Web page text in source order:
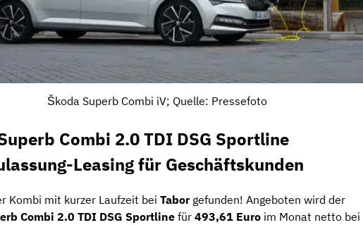
Škoda Superb Combi iV; Quelle: Pressefoto
Combi 2.0 TDI DSG Sportline
Leasing für Geschäftskunden
Kombi mit kurzer Laufzeit bei Taborgefunden! Angeboten wird der
Combi 2.0 TDI DSG Sportline für 493,61 Euro im Monat netto bei